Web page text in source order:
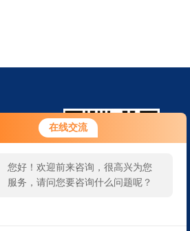
在线交流
您好！欢迎前来咨询，很高兴为您
服务，请问您要咨询什么问题呢？